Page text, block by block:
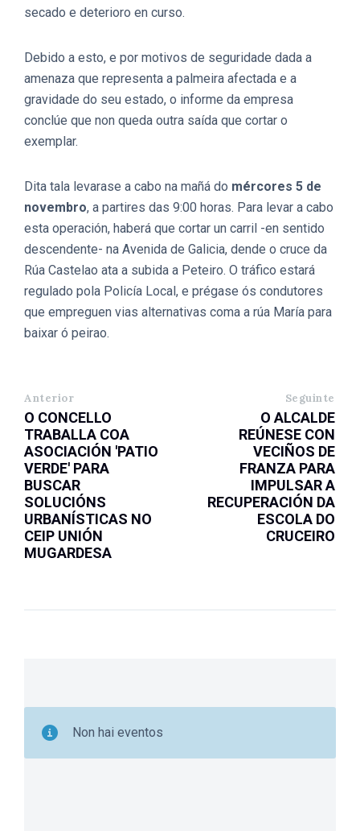
secado e deterioro en curso.
Debido a esto, e por motivos de seguridade dada a
amenaza que representa a palmeira afectada e a
gravidade do seu estado, o informe da empresa
conclúe que non queda outra saída que cortar o
exemplar.
Dita tala levarase a cabo na mañá do mércores 5 de
novembro, a partires das 9:00 horas. Para levar a cabo
esta operación, haberá que cortar un carril -en sentido
descendente- na Avenida de Galicia, dende o cruce da
Rúa Castelao ata a subida a Peteiro. O tráfico estará
regulado pola Policía Local, e prégase ós condutores
que empreguen vias alternativas coma a rúa María para
baixar ó peirao.
Anterior
O CONCELLO
TRABALLA COA
ASOCIACIÓN 'PATIO
VERDE' PARA
BUSCAR
SOLUCIÓNS
URBANÍSTICAS NO
CEIP UNIÓN
MUGARDESA
Seguinte
O ALCALDE
REÚNESE CON
VECIÑOS DE
FRANZA PARA
IMPULSAR A
RECUPERACIÓN DA
ESCOLA DO
CRUCEIRO
Non hai eventos